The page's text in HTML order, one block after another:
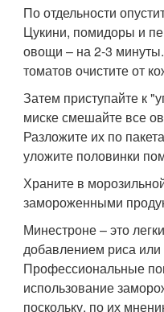
По отдельности
Цукини, помидоры и
овощи – на 2-3
томатов очистите от
Затем приступайте к
миске смешайте все
Разложите их по
уложите половинки
Храните в
замороженными
Минестроне – это
добавлением риса
Профессиональные
использование
поскольку, по их